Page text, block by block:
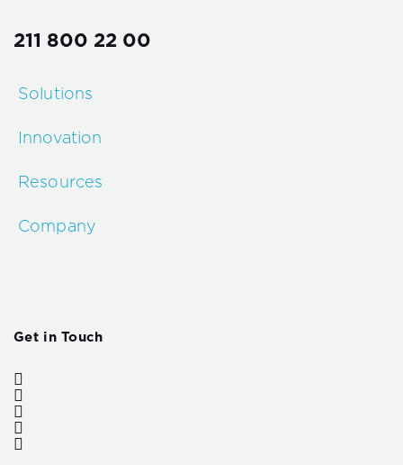
211 800 22 00
Solutions
Innovation
Resources
Company
Get in Touch